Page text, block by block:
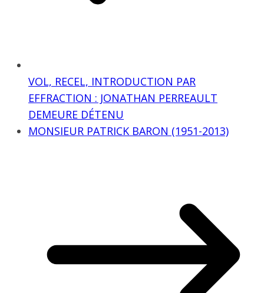
VOL, RECEL, INTRODUCTION PAR
EFFRACTION : JONATHAN PERREAULT
DEMEURE DÉTENU
MONSIEUR PATRICK BARON (1951-2013)